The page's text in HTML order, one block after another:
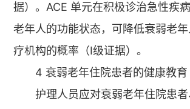
据）。ACE 单元在积极诊治急性疾
老年人的功能状态，可降低衰弱老
疗机构的概率（Ⅰ级证据）。
4 衰弱老年住院患者的健康教育
护理人员应对衰弱老年住院患